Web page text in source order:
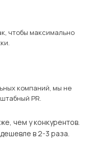
чтобы максимально
компаний, мы не
PR.
чем у конкурентов.
в 2-3 раза.